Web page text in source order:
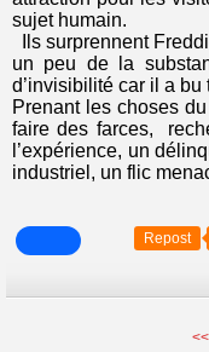
sujet humain.
Ils surprennent
un peu de la
d’invisibilité car il a
Prenant les choses
faire des farces,
l’expérience, un
industriel, un flic
Repost